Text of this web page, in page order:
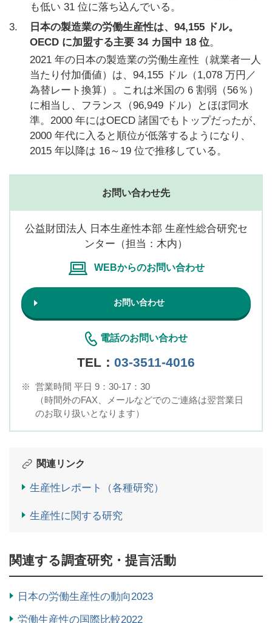
も低い 31 位に落ち込んでいる。
3.
日本の製造業の労働生産性は、94,155 ドル。
OECD に加盟する主要 34 カ国中 18 位。
2021 年の日本の製造業の労働生産性（就業者一人
当たり付加価値）は、94,155 ドル（1,078 万円／
為替レート換算）。これは米国の 6 割弱（56％）
に相当し、フランス（96,949 ドル）とほぼ同水
準。2000 年にはOECD 諸国でもトップだったが、
2000 年代に入ると順位が低落するようになり、
2015 年以降は 16～19 位で推移している。
お問い合わせ先
公益財団法人 日本生産性本部 生産性総合研究セ
ンター（担当：木内）
WEBからのお問い合わせ
お問い合わせ
電話のお問い合わせ
TEL： 03-3511-4016
※ 営業時間 平日 9：30-17：30
（時間外のFAX、メールなどでのご連絡は翌営業日
のお取り扱いとなります）
関連リンク
生産性レポート（各種研究）
生産性に関する研究
関連する調査研究・提言活動
日本の労働生産性の動向2023
労働生産性の国際比較2022